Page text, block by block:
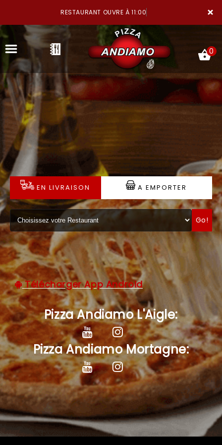
×
RESTAURANT OUVRE À 11:00
ACCUEIL
LA CARTE
NOTRE RESTAURANT
VOS AVIS
MENTIONS LÉGALES
0
EN LIVRAISON A EMPORTER
Go!
Télécharger App Android
Pizza Andiamo L'Aigle:
Pizza Andiamo Mortagne: